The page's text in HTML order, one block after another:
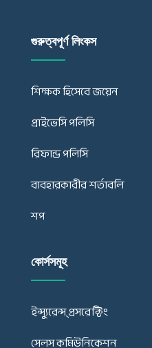
গুরুত্বপূর্ণ লিংকস
শিক্ষক হিসেবে জয়েন
প্রাইভেসি পলিসি
রিফান্ড পলিসি
ব্যবহারকারীর শর্তাবলি
শপ
কোর্সসমূহ
ইন্স্যুরেন্স্ প্রসরেক্টিং
সেলস কমিউনিকেশন